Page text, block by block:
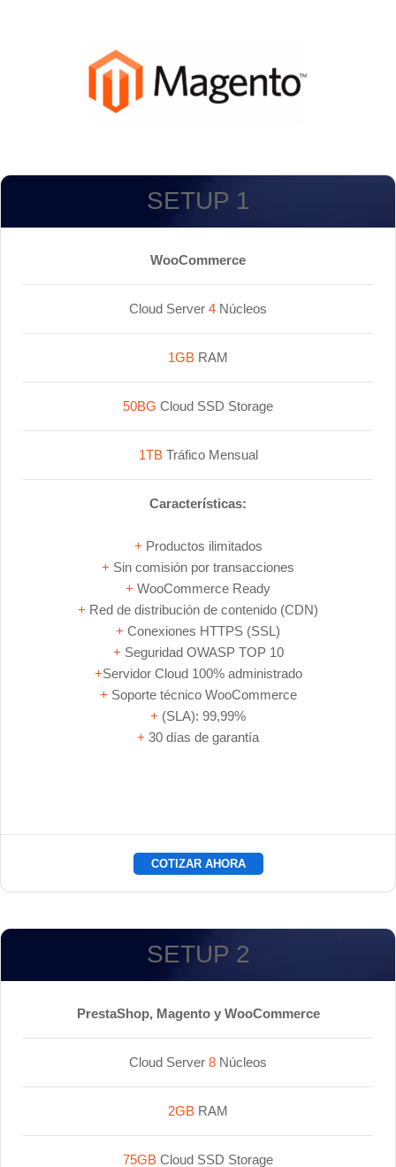
SETUP 1
WooCommerce
Cloud Server 4 Núcleos
1GB RAM
50BG Cloud SSD Storage
1TB Tráfico Mensual
Características:
+ Productos ilimitados
+ Sin comisión por transacciones
+ WooCommerce Ready
+ Red de distribución de contenido (CDN)
+ Conexiones HTTPS (SSL)
+ Seguridad OWASP TOP 10
+Servidor Cloud 100% administrado
+ Soporte técnico WooCommerce
+ (SLA): 99,99%
+ 30 días de garantía
COTIZAR AHORA
SETUP 2
PrestaShop, Magento y WooCommerce
Cloud Server 8 Núcleos
2GB RAM
75GB Cloud SSD Storage